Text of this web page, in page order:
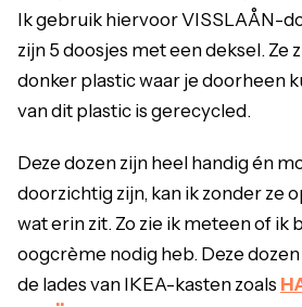
Ik gebruik hiervoor VISSLAÅN-
zijn 5 doosjes met een deksel. Ze
donker plastic waar je doorheen
van dit plastic is gerecycled.
Deze dozen zijn heel handig én
doorzichtig zijn, kan ik zonder ze
wat erin zit. Zo zie ik meteen of ik
oogcrème nodig heb. Deze
de lades van IKEA-kasten zoals